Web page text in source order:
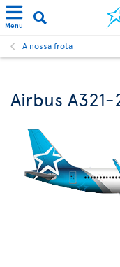
Menu
A nossa frota
Airbus